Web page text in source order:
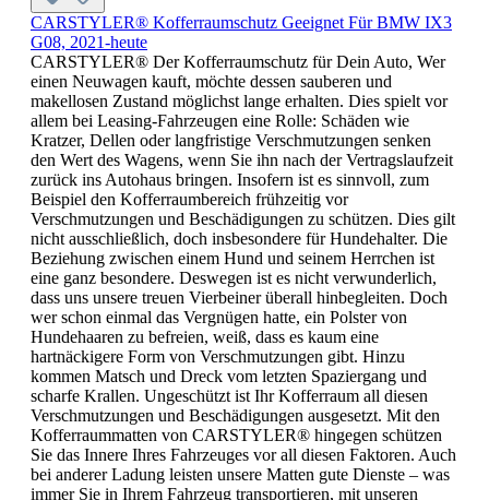
CARSTYLER® Kofferraumschutz Geeignet Für BMW IX3
G08, 2021-heute
CARSTYLER® Der Kofferraumschutz für Dein Auto, Wer
einen Neuwagen kauft, möchte dessen sauberen und
makellosen Zustand möglichst lange erhalten. Dies spielt vor
allem bei Leasing-Fahrzeugen eine Rolle: Schäden wie
Kratzer, Dellen oder langfristige Verschmutzungen senken
den Wert des Wagens, wenn Sie ihn nach der Vertragslaufzeit
zurück ins Autohaus bringen. Insofern ist es sinnvoll, zum
Beispiel den Kofferraumbereich frühzeitig vor
Verschmutzungen und Beschädigungen zu schützen. Dies gilt
nicht ausschließlich, doch insbesondere für Hundehalter. Die
Beziehung zwischen einem Hund und seinem Herrchen ist
eine ganz besondere. Deswegen ist es nicht verwunderlich,
dass uns unsere treuen Vierbeiner überall hinbegleiten. Doch
wer schon einmal das Vergnügen hatte, ein Polster von
Hundehaaren zu befreien, weiß, dass es kaum eine
hartnäckigere Form von Verschmutzungen gibt. Hinzu
kommen Matsch und Dreck vom letzten Spaziergang und
scharfe Krallen. Ungeschützt ist Ihr Kofferraum all diesen
Verschmutzungen und Beschädigungen ausgesetzt. Mit den
Kofferraummatten von CARSTYLER® hingegen schützen
Sie das Innere Ihres Fahrzeuges vor all diesen Faktoren. Auch
bei anderer Ladung leisten unsere Matten gute Dienste – was
immer Sie in Ihrem Fahrzeug transportieren, mit unseren